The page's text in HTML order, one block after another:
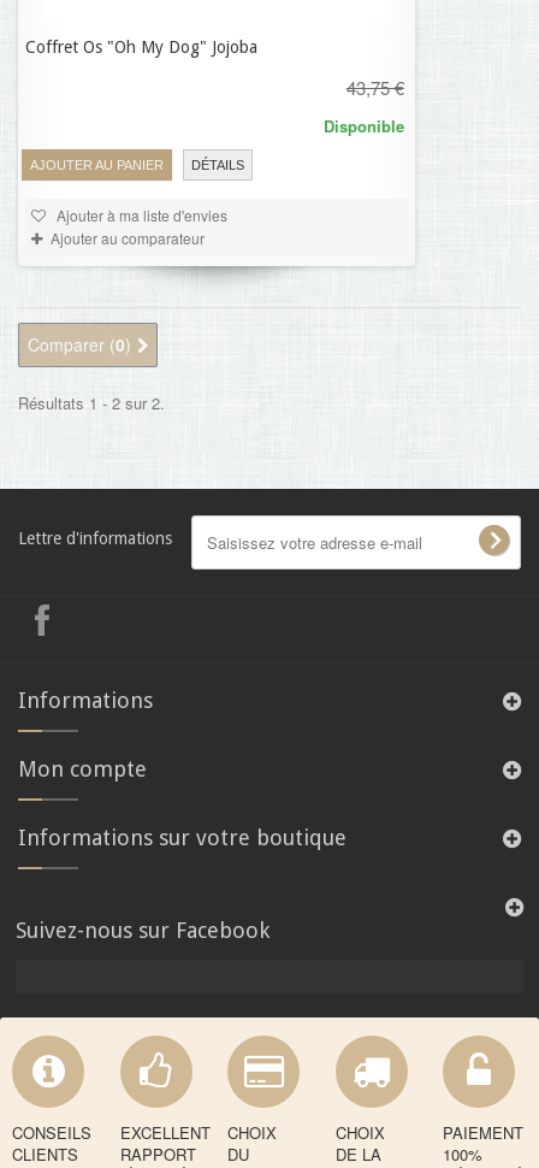
Coffret Os "Oh My Dog" Jojoba
43,75 €
AJOUTER AU PANIER DÉTAILS
Disponible
Ajouter à ma liste d'envies
Ajouter au comparateur
Comparer (0)
Résultats 1 - 2 sur 2.
Lettre d'informations
Informations
Mon compte
Informations sur votre boutique
Suivez-nous sur Facebook
CONSEILS
CLIENTS
EXCELLENT
RAPPORT
CHOIX
DU
CHOIX
DE LA
PAIEMENT
100%